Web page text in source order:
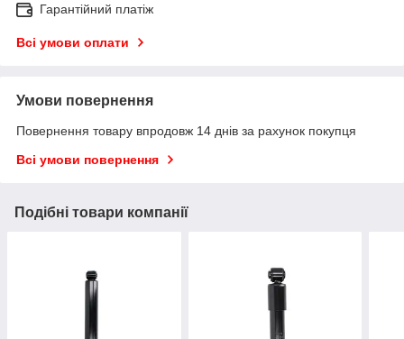
Гарантійний платіж
Всі умови оплати
Умови повернення
Повернення товару впродовж 14 днів за рахунок покупця
Всі умови повернення
Подібні товари компанії